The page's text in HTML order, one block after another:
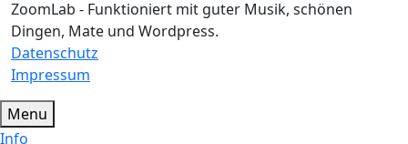
ZoomLab - Funktioniert mit guter Musik, schönen
Dingen, Mate und Wordpress.
Datenschutz
Impressum
Menu
Info